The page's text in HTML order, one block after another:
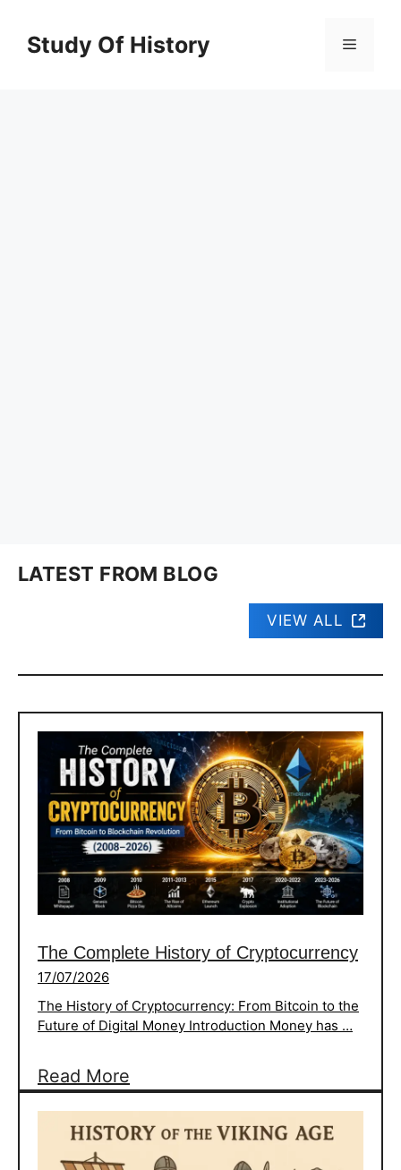
contentStudy Of History Menu
LATEST FROM BLOG
VIEW ALL
The Complete History of Cryptocurrency
17/07/2026
The History of Cryptocurrency: From Bitcoin to the
Future of Digital Money Introduction Money has …
Read More
Complete
History